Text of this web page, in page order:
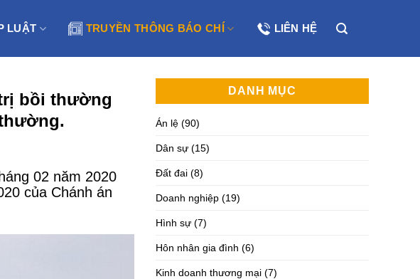
LUẬT TRUYỀN THÔNG BÁO CHÍ LIÊN HỆ
bồi thường
02 năm 2020
của Chánh án
DANH MỤC
Án lệ (90)
Dân sự (15)
Đất đai (8)
Doanh nghiệp (19)
Hình sự (7)
Hôn nhân gia đình (6)
Kinh doanh thương mại (7)